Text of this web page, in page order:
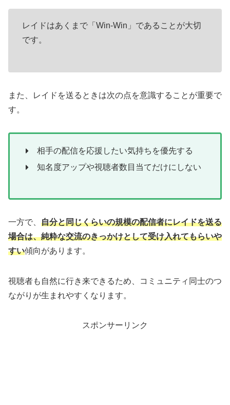
レイドはあくまで「Win-Win」であることが大切
です。
また、レイドを送るときは次の点を意識することが重要で
す。
相手の配信を応援したい気持ちを優先する
知名度アップや視聴者数目当てだけにしない
一方で、 自分と同じくらいの規模の配信者にレイドを送る
場合は、純粋な交流のきっかけとして受け入れてもらいや
すい傾向があります。
視聴者も自然に行き来できるため、コミュニティ同士のつ
ながりが生まれやすくなります。
スポンサーリンク